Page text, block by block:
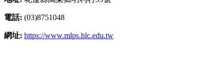
電話: (03)8751048
網址: https://www.mlps.hlc.edu.tw